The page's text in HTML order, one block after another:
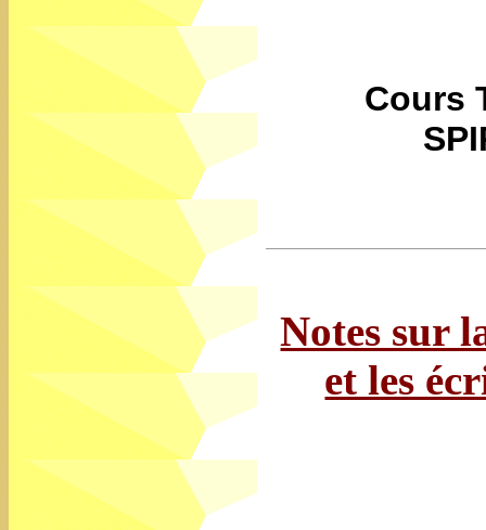
Cours
Notes sur
et les